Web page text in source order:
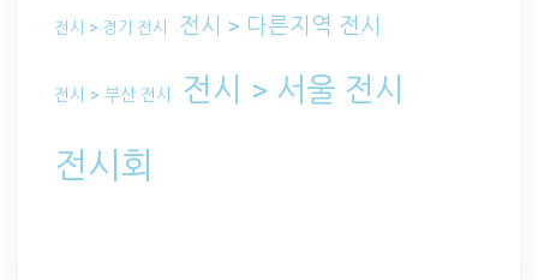
전시 > 경기 전시 전시 > 다른지역 전시
전시 > 부산 전시 전시 > 서울 전시
전시회